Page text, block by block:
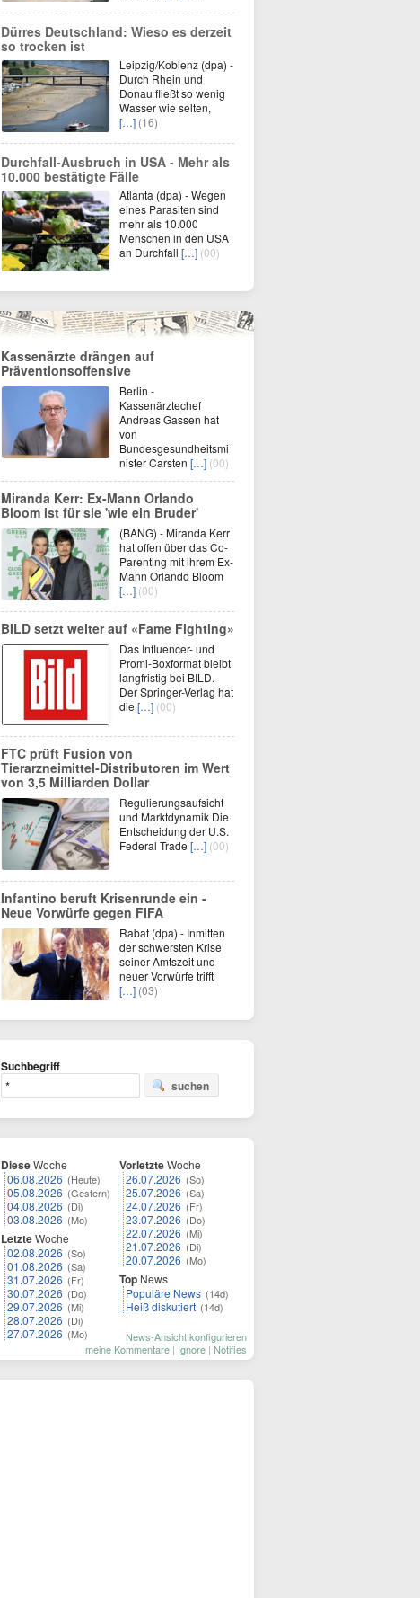
Dürres Deutschland: Wieso es derzeit
so trocken ist
Leipzig/Koblenz (dpa) -
Durch Rhein und
Donau fließt so wenig
Wasser wie selten,
[…] (16)
Durchfall-Ausbruch in USA - Mehr als
10.000 bestätigte Fälle
Atlanta (dpa) - Wegen
eines Parasiten sind
mehr als 10.000
Menschen in den USA
an Durchfall […] (00)
Kassenärzte drängen auf
Präventionsoffensive
Berlin -
Kassenärztechef
Andreas Gassen hat
von
Bundesgesundheitsmi
nister Carsten […] (00)
Miranda Kerr: Ex-Mann Orlando
Bloom ist für sie 'wie ein Bruder'
(BANG) - Miranda Kerr
hat offen über das Co-
Parenting mit ihrem Ex-
Mann Orlando Bloom
[…] (00)
BILD setzt weiter auf «Fame Fighting»
Das Influencer- und
Promi-Boxformat bleibt
langfristig bei BILD.
Der Springer-Verlag hat
die […] (00)
FTC prüft Fusion von
Tierarzneimittel-Distributoren im Wert
von 3,5 Milliarden Dollar
Regulierungsaufsicht
und Marktdynamik Die
Entscheidung der U.S.
Federal Trade […] (00)
Infantino beruft Krisenrunde ein -
Neue Vorwürfe gegen FIFA
Rabat (dpa) - Inmitten
der schwersten Krise
seiner Amtszeit und
neuer Vorwürfe trifft
[…] (03)
Suchbegriff
suchen
DieseWoche
06.08.2026 (Heute)
05.08.2026 (Gestern)
04.08.2026 (Di)
03.08.2026 (Mo)
LetzteWoche
02.08.2026 (So)
01.08.2026 (Sa)
31.07.2026 (Fr)
30.07.2026 (Do)
29.07.2026 (Mi)
28.07.2026 (Di)
27.07.2026 (Mo)
VorletzteWoche
26.07.2026 (So)
25.07.2026 (Sa)
24.07.2026 (Fr)
23.07.2026 (Do)
22.07.2026 (Mi)
21.07.2026 (Di)
20.07.2026 (Mo)
Top News
Populäre News (14d)
Heiß diskutiert (14d)
News-Ansicht konfigurieren
meine Kommentare | Ignore | Notifies